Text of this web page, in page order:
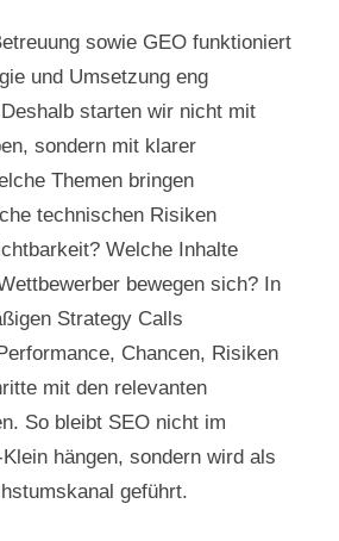
sowie GEO funktioniert
und Umsetzung eng
starten wir nicht mit
sondern mit klarer
Themen bringen
technischen Risiken
Welche Inhalte
bewegen sich? In
Strategy Calls
Chancen, Risiken
mit den relevanten
So bleibt SEO nicht im
hängen, sondern wird als
geführt.